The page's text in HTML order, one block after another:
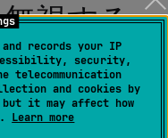
and records your IP
security,
telecommunication
and cookies by
it may affect how
Learn more
視する
の機能の一